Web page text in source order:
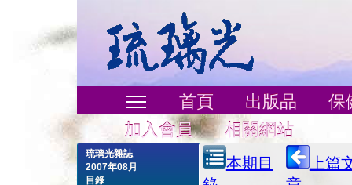
首頁 出版品
保
加入會員
相關網站
琉璃光雜誌
2007年08月
目錄
本期目
上篇